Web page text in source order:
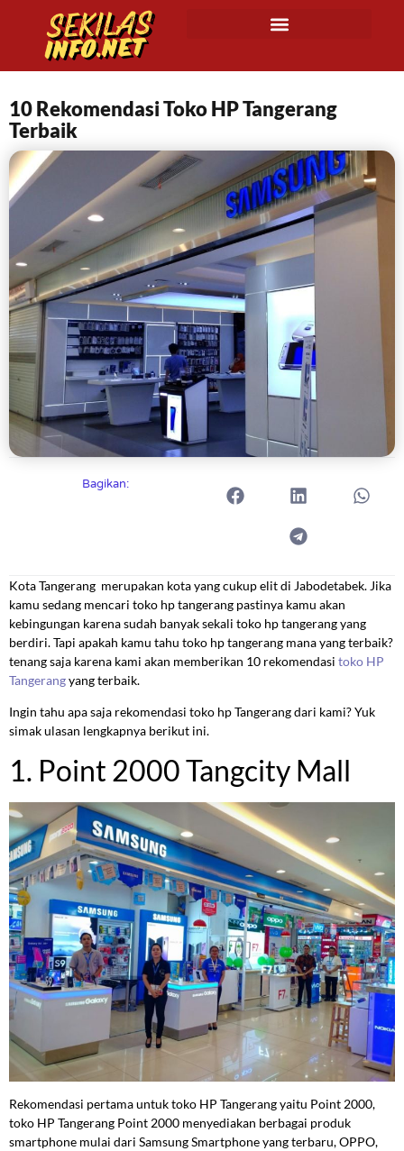
10 Rekomendasi Toko HP Tangerang
Terbaik
Bagikan:
Kota Tangerang merupakan kota yang cukup elit di Jabodetabek. Jika
kamu sedang mencari toko hp tangerang pastinya kamu akan
kebingungan karena sudah banyak sekali toko hp tangerang yang
berdiri. Tapi apakah kamu tahu toko hp tangerang mana yang terbaik?
tenang saja karena kami akan memberikan 10 rekomendasi toko HP
Tangerangyang terbaik.
Ingin tahu apa saja rekomendasi toko hp Tangerang dari kami? Yuk
simak ulasan lengkapnya berikut ini.
1. Point 2000 Tangcity Mall
Rekomendasi pertama untuk toko HP Tangerang yaitu Point 2000,
toko HP Tangerang Point 2000 menyediakan berbagai produk
smartphone mulai dari Samsung Smartphone yang terbaru, OPPO,